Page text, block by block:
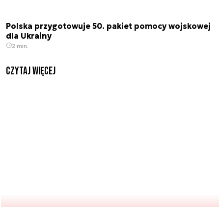
Polska przygotowuje 50. pakiet pomocy wojskowej
dla Ukrainy
2 min.
czytaj więcej